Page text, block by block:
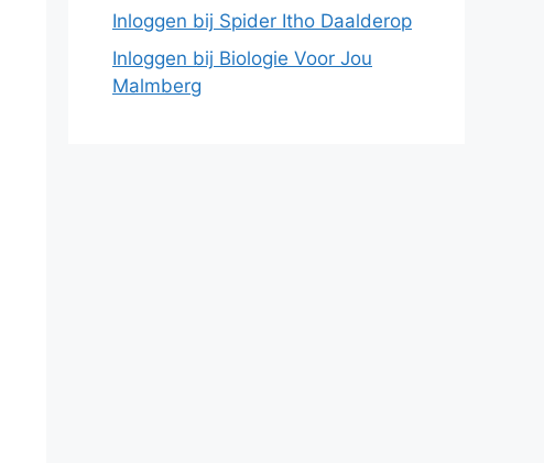
Inloggen bij Spider Itho Daalderop
Inloggen bij Biologie Voor Jou
Malmberg